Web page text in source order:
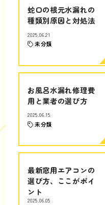
蛇口の根元水漏れの
種類別原因と対処法
2025.06.21
未分類
お風呂水漏れ修理費
用と業者の選び方
2025.06.15
未分類
最新窓用エアコンの
選び方、ここがポイ
ント
2025.06.05